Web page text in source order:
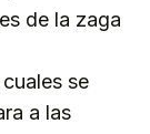
de la zaga
se
a las